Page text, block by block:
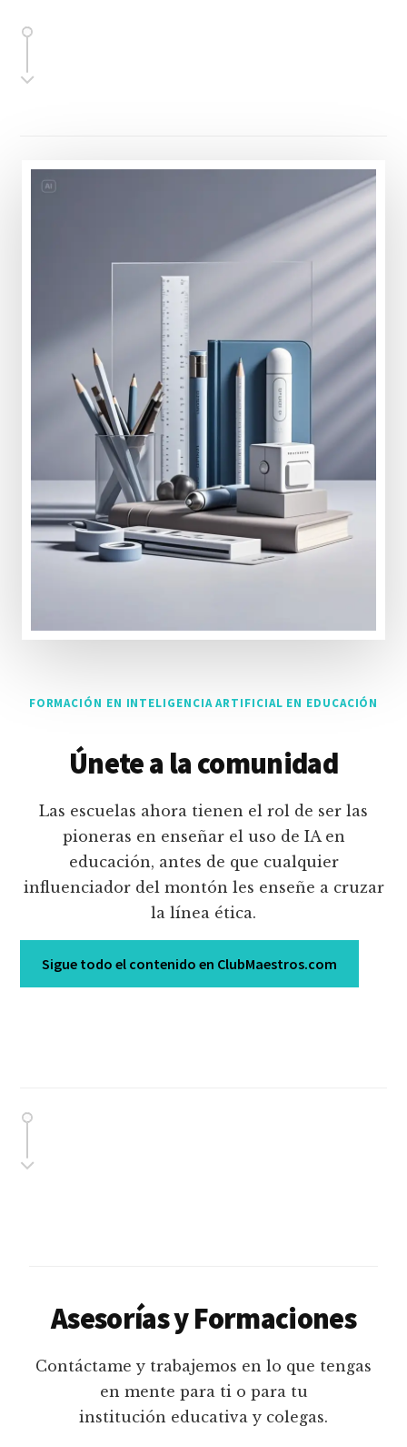
FORMACIÓN EN INTELIGENCIA ARTIFICIAL EN EDUCACIÓN
Únete a la comunidad
Las escuelas ahora tienen el rol de ser las
pioneras en enseñar el uso de IA en
educación, antes de que cualquier
influenciador del montón les enseñe a cruzar
la línea ética.
Sigue todo el contenido en ClubMaestros.com
Asesorías y Formaciones
Contáctame y trabajemos en lo que tengas
en mente para ti o para tu
institución educativa y colegas.